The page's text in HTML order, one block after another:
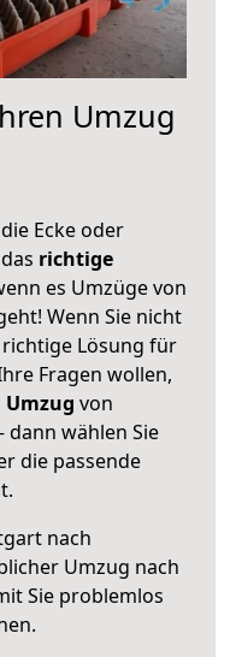
Umzug
Ecke oder
richtige
es Umzüge von
Wenn Sie nicht
Lösung für
Fragen wollen,
von
wählen Sie
die passende
nach
Umzug nach
Sie problemlos